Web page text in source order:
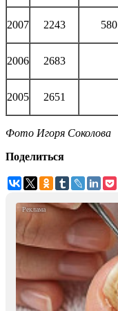
2007 2243 580
2006 2683
2005 2651
Фото Игоря Соколова
Поделиться